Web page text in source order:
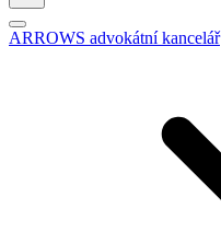
ARROWS advokátní kancelář